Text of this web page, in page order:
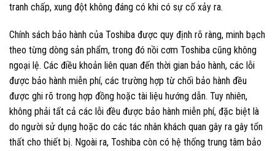
tranh chấp, xung đột không đáng có khi có sự cố xảy ra.
Chính sách bảo hành của Toshiba được quy định rõ ràng, minh bạch
theo từng dòng sản phẩm, trong đó nồi cơm Toshiba cũng không
ngoại lệ. Các điều khoản liên quan đến thời gian bảo hành, các lỗi
được bảo hành miễn phí, các trường hợp từ chối bảo hành đều
được ghi rõ trong hợp đồng hoặc tài liệu hướng dẫn. Tuy nhiên,
không phải tất cả các lỗi đều được bảo hành miễn phí, đặc biệt là
do người sử dụng hoặc do các tác nhân khách quan gây ra gây tổn
thất cho thiết bị. Ngoài ra, Toshiba còn có hệ thống trung tâm bảo